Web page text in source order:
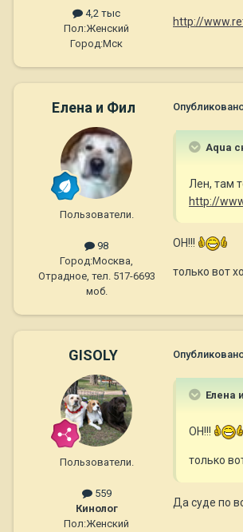
4,2 тыс
Пол:Женский
Город:Мск
http://
Елена и Фил
Пользователи.
98
Город:Москва,
Отрадное, тел. 517-6693
моб.
Aqua
Лен, там
http://
ОН!!!
только вот
GISOLY
Пользователи.
559
Кинолог
Пол:Женский
Елена
ОН!!!
только
Да суде по